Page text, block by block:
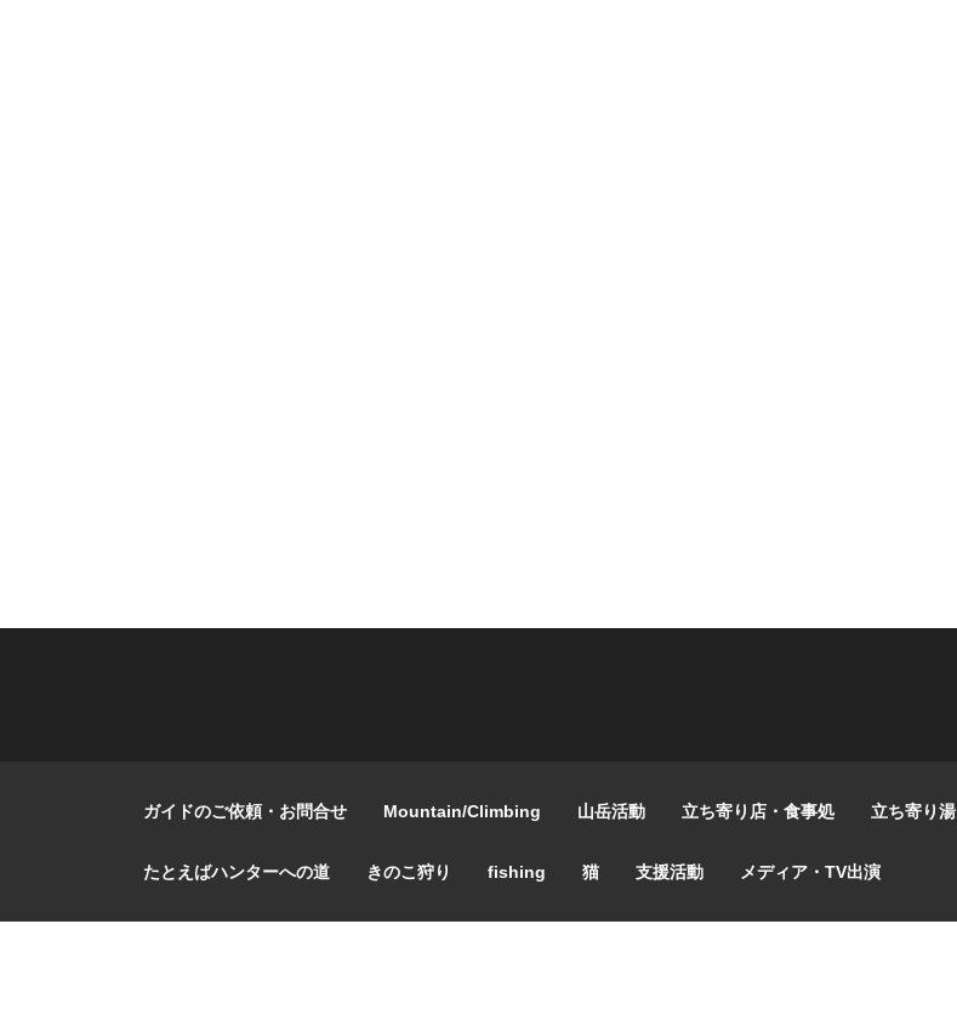
ガイドのご依頼・お問合せ Mountain/Climbing 山岳活動 立ち寄り店・食事処 立ち寄り湯
たとえばハンターへの道 きのこ狩り fishing 猫 支援活動 メディア・TV出演